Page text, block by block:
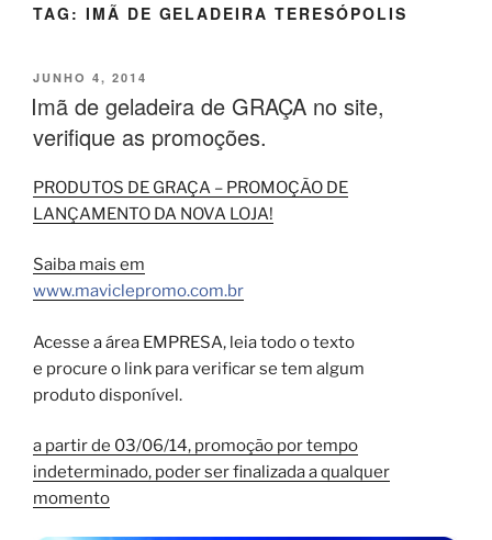
TAG: IMÃ DE GELADEIRA TERESÓPOLIS
PUBLICADO
EM
JUNHO 4, 2014
Imã de geladeira de GRAÇA no site,
verifique as promoções.
PRODUTOS DE GRAÇA – PROMOÇÃO DE
LANÇAMENTO DA NOVA LOJA!
Saiba mais em
www.maviclepromo.com.br
Acesse a área EMPRESA, leia todo o texto
e procure o link para verificar se tem algum
produto disponível.
a partir de 03/06/14, promoção por tempo
indeterminado, poder ser finalizada a qualquer
momento